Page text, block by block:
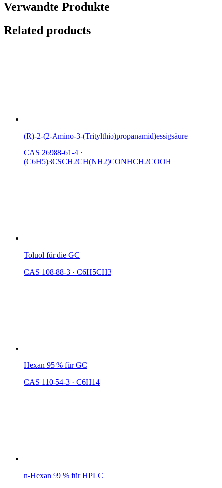
Verwandte Produkte
Related products
(R)-2-(2-Amino-3-(Tritylthio)propanamid)essigsäure
CAS 26988-61-4 ·
(C6H5)3CSCH2CH(NH2)CONHCH2COOH
Toluol für die GC
CAS 108-88-3 · C6H5CH3
Hexan 95 % für GC
CAS 110-54-3 · C6H14
n-Hexan 99 % für HPLC